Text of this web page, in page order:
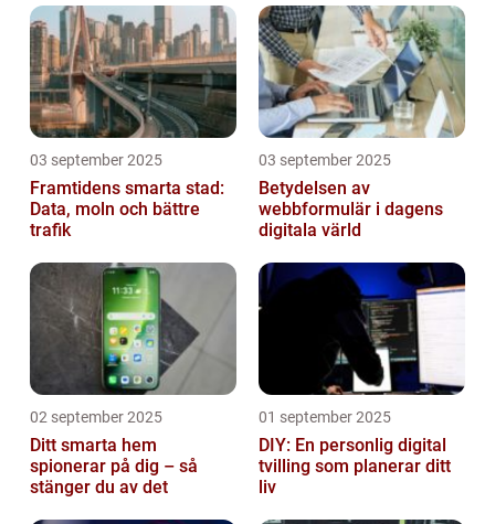
03 september 2025
Framtidens smarta stad:
Data, moln och bättre
trafik
03 september 2025
Betydelsen av
webbformulär i dagens
digitala värld
02 september 2025
Ditt smarta hem
spionerar på dig – så
stänger du av det
01 september 2025
DIY: En personlig digital
tvilling som planerar ditt
liv